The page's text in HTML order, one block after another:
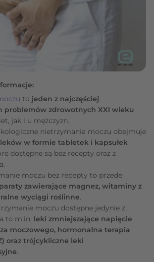
to jeden z najczęściej
problemów zdrowotnych XXI wieku
jak i u mężczyzn.
nietrzymania moczu obejmuje
w formie tabletek i kapsułek
dostępne są bez recepty oraz z
moczu bez recepty to przede
zawierające magnez, witaminy z
wyciągi roślinne.
moczu dostępne jedynie z
to m.in. leki zmniejszające napięcie
moczowego, hormonalna terapia
oraz trójcykliczne leki
.